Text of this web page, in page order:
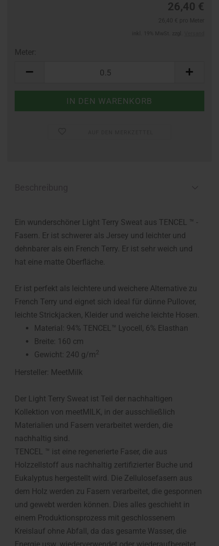
26,40 €
Meter:
Ein wunderschöner Light Terry Sweat aus TENCEL ™ -
Fasern. Er ist schwerer als Jersey und leichter und
dehnbarer als ein French Terry. Er ist sehr weich und
hat eine matte Oberfläche.
Er ist perfekt als leichtere und weichere Alternative zu
French Terry und eignet sich ideal für dünne Pullover,
leichte Strickjacken, Kleider und weiche leichte Hosen.
Material: 94% TENCEL™ Lyocell, 6% Elasthan
Breite: 160 cm
Gewicht: 240 g/m2
Hersteller: MeetMilk
Der Light Terry Sweat ist Teil der nachhaltigen
Kollektion von meetMILK, in der ausschließlich
Materialien und Fasern verarbeitet werden, die
nachhaltig sind.
TENCEL ™ ist eine regenerierte Faser, die aus
Holzzellstoff aus nachhaltig zertifizierter Buche und
Eukalyptus hergestellt wird. Die Zellulosefasern aus
dem Holz werden zu Fasern verarbeitet, die gesponnen
und gewebt werden können. Dies alles geschieht in
einem Produktionsprozess mit geschlossenem
Kreislauf ohne Abfall, da das gesamte Wasser, die